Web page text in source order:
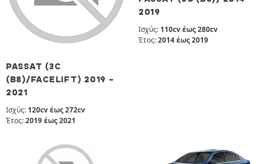
PASSAT (3C
(B8)/FACELIFT) 2019 -
2021
Ισχύς: 120cv έως 272cv
Έτος:2019 έως 2021
2019
Ισχύς: 110cv έως 280cv
Έτος:2014 έως 2019